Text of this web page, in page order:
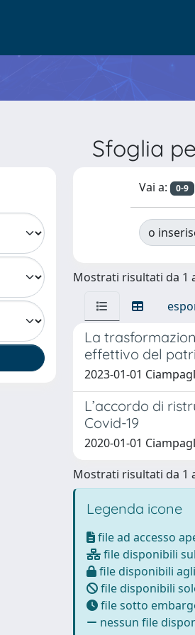
Sfoglia
Vai a: 0-9
o
Mostrati risultati da 1
La
effettivo del
2023-01-01
L’accordo di
Covid-19
2020-01-01
Mostrati risultati da 1
Legenda icone
file ad accesso
file disponibili
file disponibili
file disponibili
file sotto
nessun file